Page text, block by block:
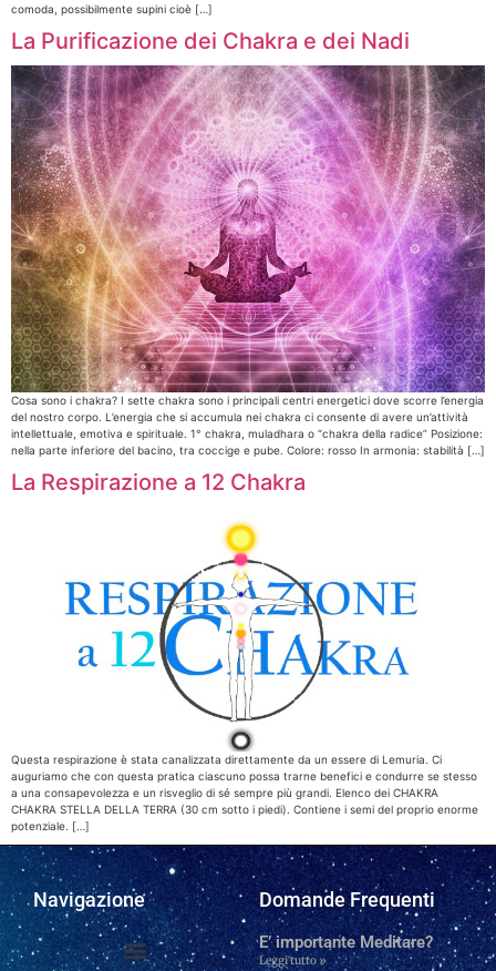
comoda, possibilmente supini cioè […]
La Purificazione dei Chakra e dei Nadi
Cosa sono i chakra? I sette chakra sono i principali centri energetici dove scorre l’energia
del nostro corpo. L’energia che si accumula nei chakra ci consente di avere un’attività
intellettuale, emotiva e spirituale. 1° chakra, muladhara o “chakra della radice” Posizione:
nella parte inferiore del bacino, tra coccige e pube. Colore: rosso In armonia: stabilità […]
La Respirazione a 12 Chakra
Questa respirazione è stata canalizzata direttamente da un essere di Lemuria. Ci
auguriamo che con questa pratica ciascuno possa trarne benefici e condurre se stesso
a una consapevolezza e un risveglio di sé sempre più grandi. Elenco dei CHAKRA
CHAKRA STELLA DELLA TERRA (30 cm sotto i piedi). Contiene i semi del proprio enorme
potenziale. […]
Navigazione Domande Frequenti
E’ importante Meditare?
Leggi tutto »